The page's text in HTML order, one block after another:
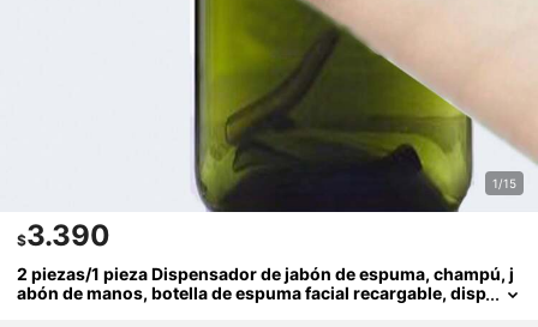
1/15
$3.390
2 piezas/1 pieza Dispensador de jabón de espuma, champú, j
abón de manos, botella de espuma facial recargable, disp